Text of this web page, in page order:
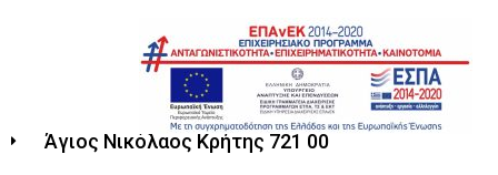
Άγιος Νικόλαος Κρήτης 721 00